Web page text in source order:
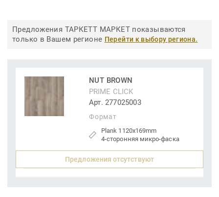
Предложения ТАРКЕТТ МАРКЕТ показываются
только в Вашем регионе Перейти к выбору региона.
NUT BROWN
PRIME CLICK
Арт. 277025003
Формат
Plank 1120x169mm
4-сторонняя микро-фаска
Предложения отсутствуют